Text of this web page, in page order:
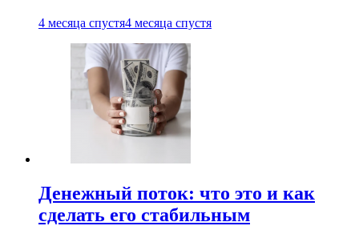
4 месяца спустя4 месяца спустя
Денежный поток: что это и как
сделать его стабильным